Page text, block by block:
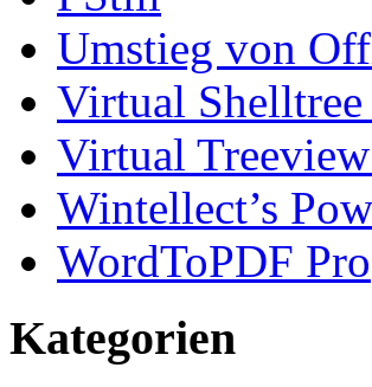
Umstieg von
Virtual
Virtual
Wintellect’s
WordToPDF Pro
Kategorien